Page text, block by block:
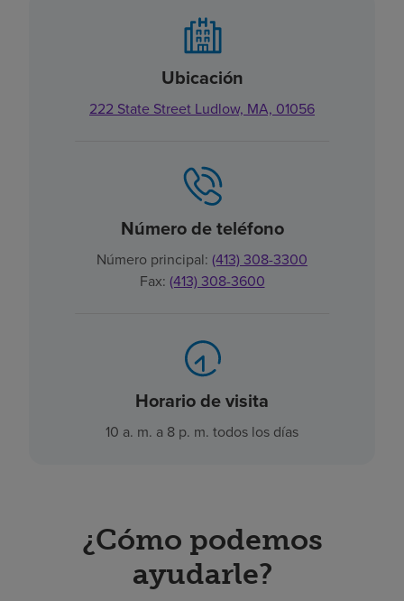
Ubicación
222 State Street Ludlow, MA, 01056
Número de teléfono
Número principal: (413) 308-3300
Fax: (413) 308-3600
Horario de visita
10 a. m. a 8 p. m. todos los días
¿Cómo podemos
ayudarle?